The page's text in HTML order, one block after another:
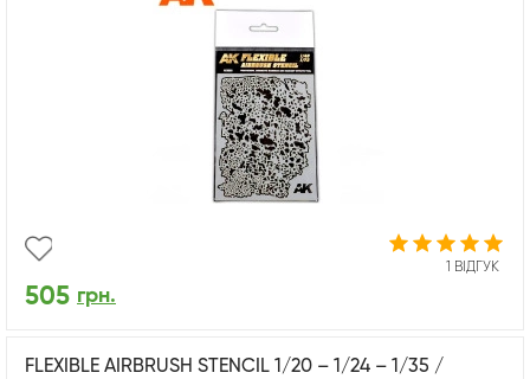
1 ВІДГУК
505 грн.
FLEXIBLE AIRBRUSH STENCIL 1/20 – 1/24 – 1/35 /